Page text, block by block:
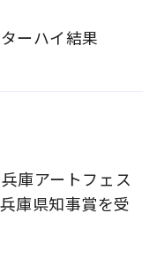
ーハイ結果
庫アートフェス
庫県知事賞を受